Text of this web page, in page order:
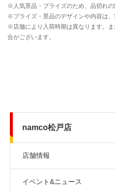
namco松戸店
店舗情報
イベント&ニュース